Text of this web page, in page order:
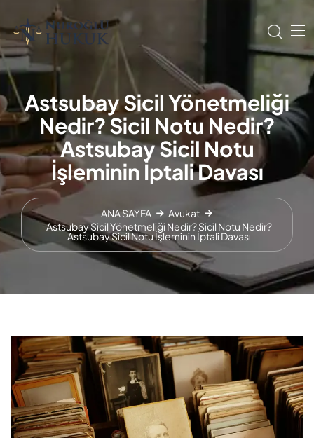
Astsubay Sicil Yönetmeliği
Nedir? Sicil Notu Nedir?
Astsubay Sicil Notu
İşleminin İptali Davası
ANA SAYFA
Avukat
Astsubay Sicil Yönetmeliği Nedir? Sicil Notu Nedir?
Astsubay Sicil Notu İşleminin İptali Davası